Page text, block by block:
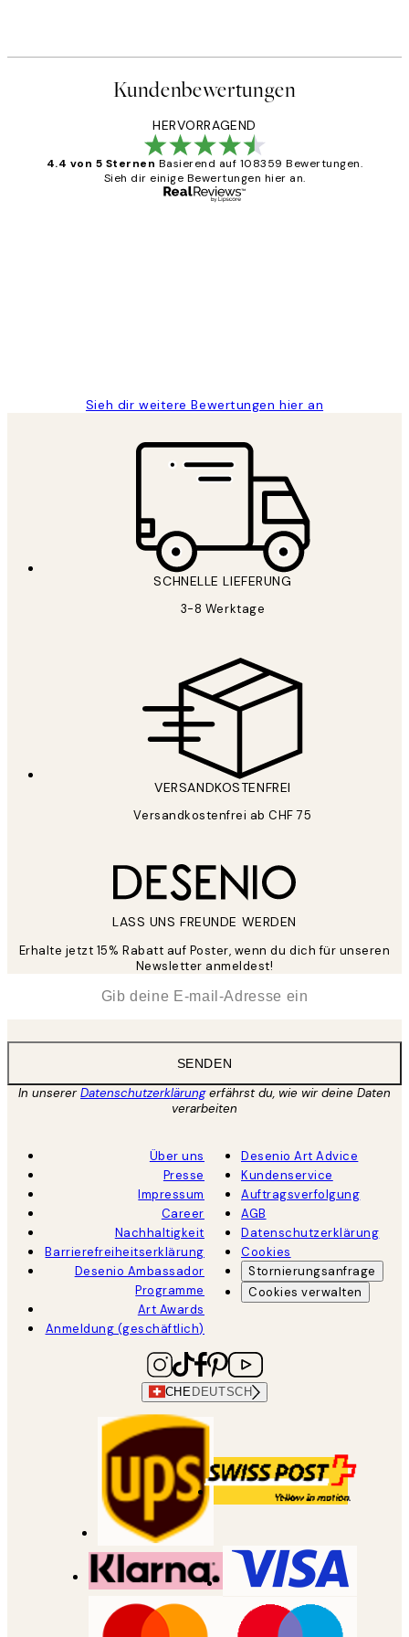
Kundenbewertungen
HERVORRAGEND
4.4 von 5 Sternen Basierend auf 108359 Bewertungen.
Sieh dir einige Bewertungen hier an.
Sieh dir weitere Bewertungen hier an
SCHNELLE LIEFERUNG
3-8 Werktage
VERSANDKOSTENFREI
Versandkostenfrei ab CHF 75
LASS UNS FREUNDE WERDEN
Erhalte jetzt 15% Rabatt auf Poster, wenn du dich für unseren
Newsletter anmeldest!
SENDEN
In unsererDatenschutzerklärungerfährst du, wie wir deine Daten
verarbeiten
Über uns
Presse
Impressum
Career
Nachhaltigkeit
Barrierefreiheitserklärung
Desenio Ambassador
Programme
Art Awards
Anmeldung (geschäftlich)
Desenio Art Advice
Kundenservice
Auftragsverfolgung
AGB
Datenschutzerklärung
Cookies
Stornierungsanfrage
Cookies verwalten
CHE DEUTSCH